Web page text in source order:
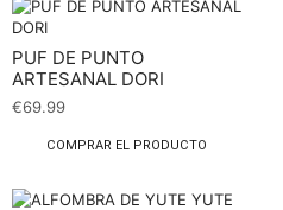
PUF DE PUNTO
ARTESANAL DORI
€69.99
COMPRAR EL PRODUCTO